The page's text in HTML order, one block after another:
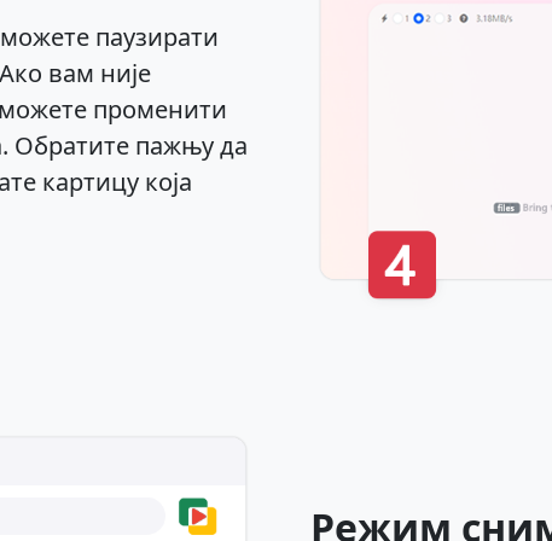
паузирати
вам није
променити
Обратите пажњу да
картицу која
Режим